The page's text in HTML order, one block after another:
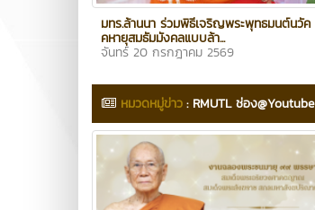
มทร.ล้านนา ร่วมพิธีเจริญพระพุทธมนต์นวัค
คหายุสมธัมมังคลแบบล้า...
จันทร์ 20 กรกฎาคม 2569
หมวดหมู่ข่าว: RMUTL ช่อง@Youtube